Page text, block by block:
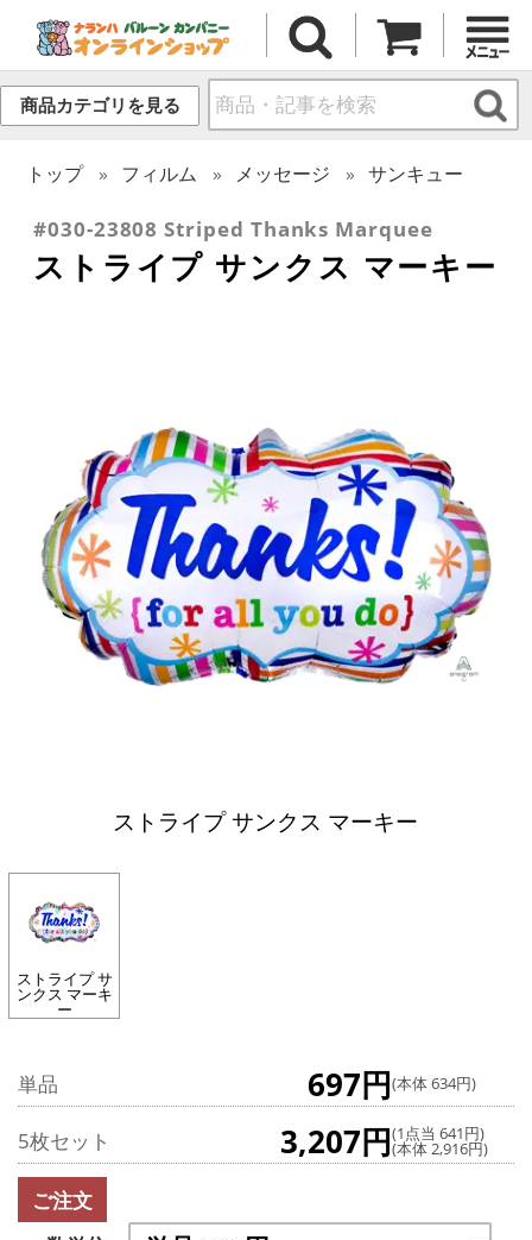
商品カテゴリを見る
トップ フィルム メッセージ サンキュー
#030-23808 Striped Thanks Marquee
ストライプ サンクス マーキー
ストライプ サンクス マーキー
ストライプ サ
ンクス マーキ
ー
単品 697円(本体 634円)
5枚セット 3,207円(1点当 641円)
(本体 2,916円)
ご注文